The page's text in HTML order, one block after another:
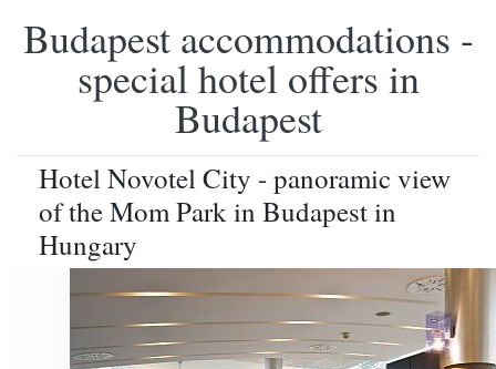
Budapest accommodations -
special hotel offers in
Budapest
Hotel Novotel City - panoramic view
of the Mom Park in Budapest in
Hungary